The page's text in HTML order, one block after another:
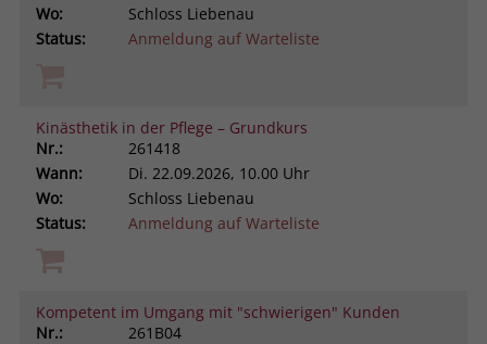
Wo:
Schloss Liebenau
Status:
Anmeldung auf Warteliste
Kinästhetik in der Pflege – Grundkurs
Nr.:
261418
Wann:
Di. 22.09.2026, 10.00 Uhr
Wo:
Schloss Liebenau
Status:
Anmeldung auf Warteliste
Kompetent im Umgang mit "schwierigen" Kunden
Nr.:
261B04